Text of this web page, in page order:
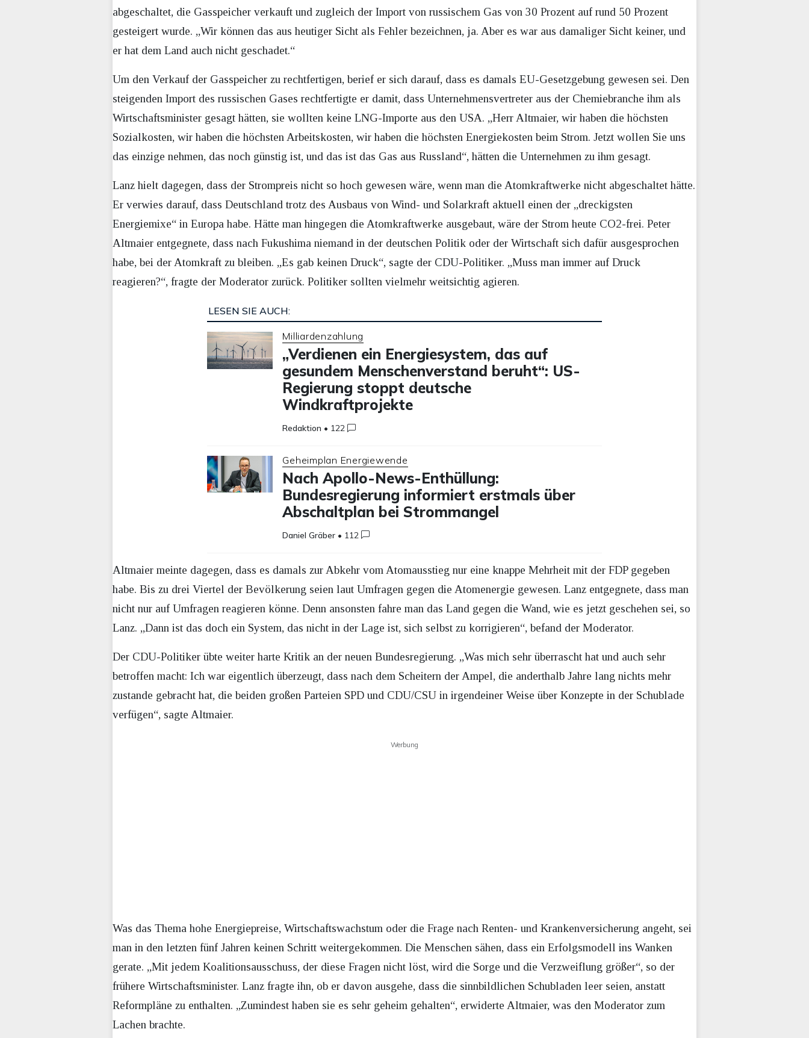
abgeschaltet, die Gasspeicher verkauft und zugleich der Import von russischem Gas von 30 Prozent auf rund 50 Prozent
gesteigert wurde. „Wir können das aus heutiger Sicht als Fehler bezeichnen, ja. Aber es war aus damaliger Sicht keiner, und
er hat dem Land auch nicht geschadet.“
Um den Verkauf der Gasspeicher zu rechtfertigen, berief er sich darauf, dass es damals EU-Gesetzgebung gewesen sei. Den
steigenden Import des russischen Gases rechtfertigte er damit, dass Unternehmensvertreter aus der Chemiebranche ihm als
Wirtschaftsminister gesagt hätten, sie wollten keine LNG-Importe aus den USA. „Herr Altmaier, wir haben die höchsten
Sozialkosten, wir haben die höchsten Arbeitskosten, wir haben die höchsten Energiekosten beim Strom. Jetzt wollen Sie uns
das einzige nehmen, das noch günstig ist, und das ist das Gas aus Russland“, hätten die Unternehmen zu ihm gesagt.
Lanz hielt dagegen, dass der Strompreis nicht so hoch gewesen wäre, wenn man die Atomkraftwerke nicht abgeschaltet hätte.
Er verwies darauf, dass Deutschland trotz des Ausbaus von Wind- und Solarkraft aktuell einen der „dreckigsten
Energiemixe“ in Europa habe. Hätte man hingegen die Atomkraftwerke ausgebaut, wäre der Strom heute CO2-frei. Peter
Altmaier entgegnete, dass nach Fukushima niemand in der deutschen Politik oder der Wirtschaft sich dafür ausgesprochen
habe, bei der Atomkraft zu bleiben. „Es gab keinen Druck“, sagte der CDU-Politiker. „Muss man immer auf Druck
reagieren?“, fragte der Moderator zurück. Politiker sollten vielmehr weitsichtig agieren.
LESEN SIE AUCH:
Milliardenzahlung
„Verdienen ein Energiesystem, das auf
gesundem Menschenverstand beruht“: US-
Regierung stoppt deutsche
Windkraftprojekte
Redaktion • 122
Geheimplan Energiewende
Nach Apollo-News-Enthüllung:
Bundesregierung informiert erstmals über
Abschaltplan bei Strommangel
Daniel Gräber • 112
Altmaier meinte dagegen, dass es damals zur Abkehr vom Atomausstieg nur eine knappe Mehrheit mit der FDP gegeben
habe. Bis zu drei Viertel der Bevölkerung seien laut Umfragen gegen die Atomenergie gewesen. Lanz entgegnete, dass man
nicht nur auf Umfragen reagieren könne. Denn ansonsten fahre man das Land gegen die Wand, wie es jetzt geschehen sei, so
Lanz. „Dann ist das doch ein System, das nicht in der Lage ist, sich selbst zu korrigieren“, befand der Moderator.
Der CDU-Politiker übte weiter harte Kritik an der neuen Bundesregierung. „Was mich sehr überrascht hat und auch sehr
betroffen macht: Ich war eigentlich überzeugt, dass nach dem Scheitern der Ampel, die anderthalb Jahre lang nichts mehr
zustande gebracht hat, die beiden großen Parteien SPD und CDU/CSU in irgendeiner Weise über Konzepte in der Schublade
verfügen“, sagte Altmaier.
Werbung
Was das Thema hohe Energiepreise, Wirtschaftswachstum oder die Frage nach Renten- und Krankenversicherung angeht, sei
man in den letzten fünf Jahren keinen Schritt weitergekommen. Die Menschen sähen, dass ein Erfolgsmodell ins Wanken
gerate. „Mit jedem Koalitionsausschuss, der diese Fragen nicht löst, wird die Sorge und die Verzweiflung größer“, so der
frühere Wirtschaftsminister. Lanz fragte ihn, ob er davon ausgehe, dass die sinnbildlichen Schubladen leer seien, anstatt
Reformpläne zu enthalten. „Zumindest haben sie es sehr geheim gehalten“, erwiderte Altmaier, was den Moderator zum
Lachen brachte.